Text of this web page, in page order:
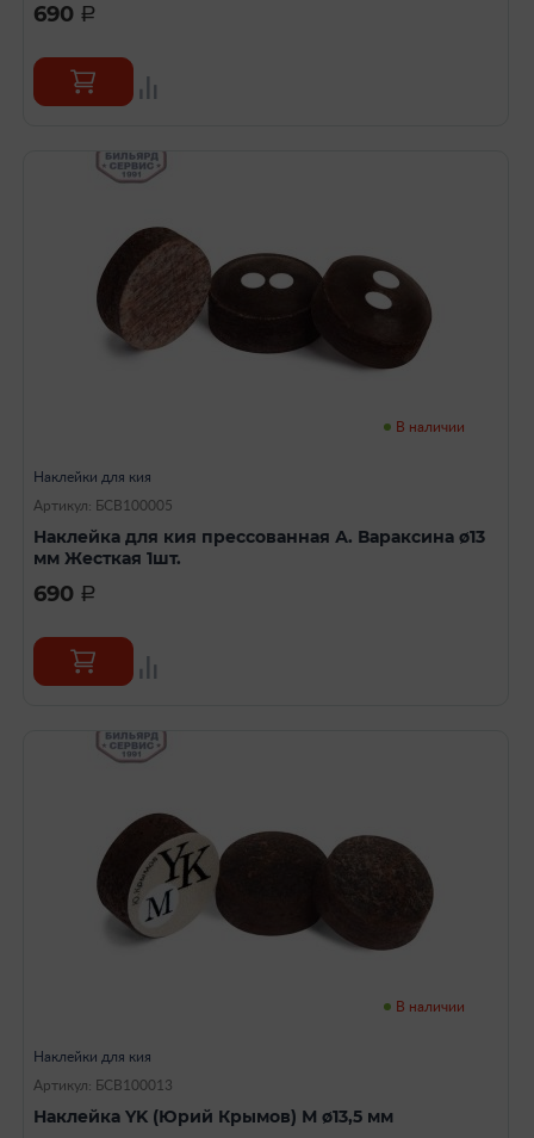
690 a
В наличии
Наклейки для кия
Артикул: БСВ100005
Наклейка для кия прессованная А. Вараксина ø13
мм Жесткая 1шт.
690 a
В наличии
Наклейки для кия
Артикул: БСВ100013
Наклейка YK (Юрий Крымов) М ø13,5 мм